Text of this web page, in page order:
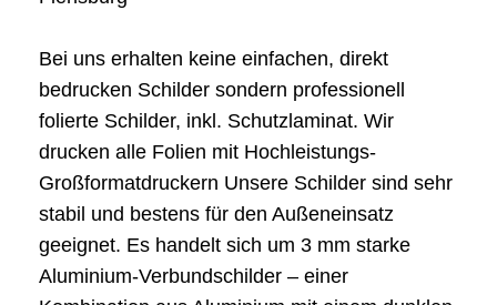
Bei uns erhalten keine einfachen, direkt
bedrucken Schilder sondern professionell
folierte Schilder, inkl. Schutzlaminat. Wir
drucken alle Folien mit Hochleistungs-
Großformatdruckern Unsere Schilder sind sehr
stabil und bestens für den Außeneinsatz
geeignet. Es handelt sich um 3 mm starke
Aluminium-Verbundschilder – einer